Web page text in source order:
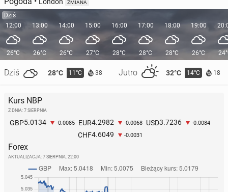
ZMIANA
Dziś
12:00
26°C
Dziś 28°C 11°C 38 Jutro 32°C 14°C 18
13:00
26°C
14:00
26°C
15:00
27°C
16:00
28°C
17:00
28°C
18:00
28°C
19:00
26°C
Kurs NBP
Z DNIA: 7 SIERPNIA
GBP5.0134 -0.0085 EUR4.2982 -0.0068 USD3.7236 -0.0084
CHF4.6049 -0.0031
Forex
AKTUALIZACJA: 7 SIERPNIA, 22:00